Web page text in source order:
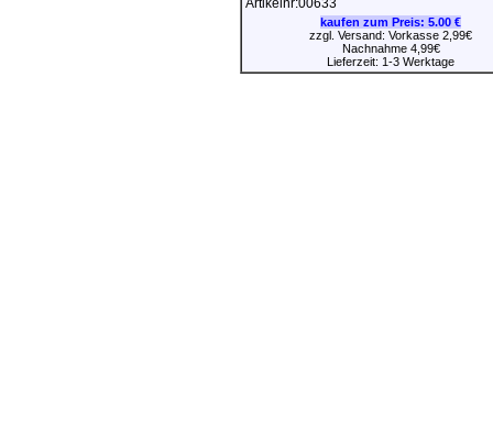
kaufen zum Preis: 5.00 €
zzgl. Versand: Vorkasse 2,99€
Nachnahme 4,99€
Lieferzeit: 1-3 Werktage